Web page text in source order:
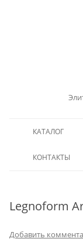
КАТАЛОГ
КОНТАКТЫ
Legnoform
Добавить